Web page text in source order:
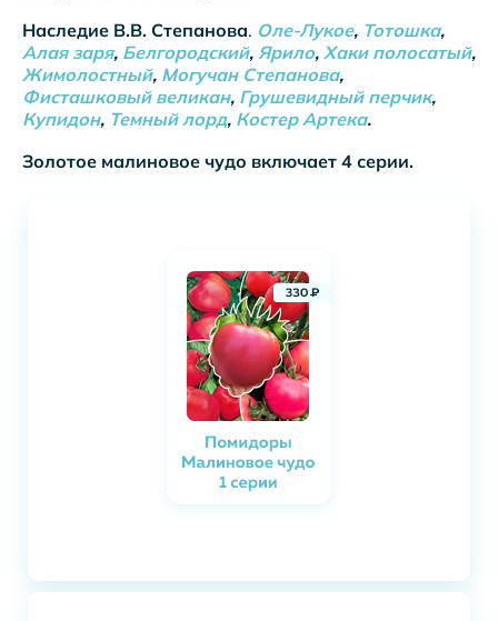
Наследие В.В. Степанова. Оле-Лукое, Тотошка,
Алая заря, Белгородский, Ярило, Хаки полосатый,
Жимолостный, Могучан Степанова,
Фисташковый великан, Грушевидный перчик,
Купидон, Темный лорд, Костер Артека.
Золотое малиновое чудо включает 4 серии.